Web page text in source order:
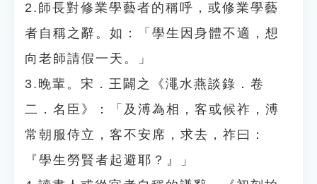
2.師長對修業學藝者的稱呼，或修業學藝
者自稱之辭。如：「學生因身體不適，想
向老師請假一天。」
3.晚輩。宋．王闢之《澠水燕談錄．卷
二．名臣》：「及溥為相，客或候祚，溥
常朝服侍立，客不安席，求去，祚曰：
『學生勞賢者起避耶？』」